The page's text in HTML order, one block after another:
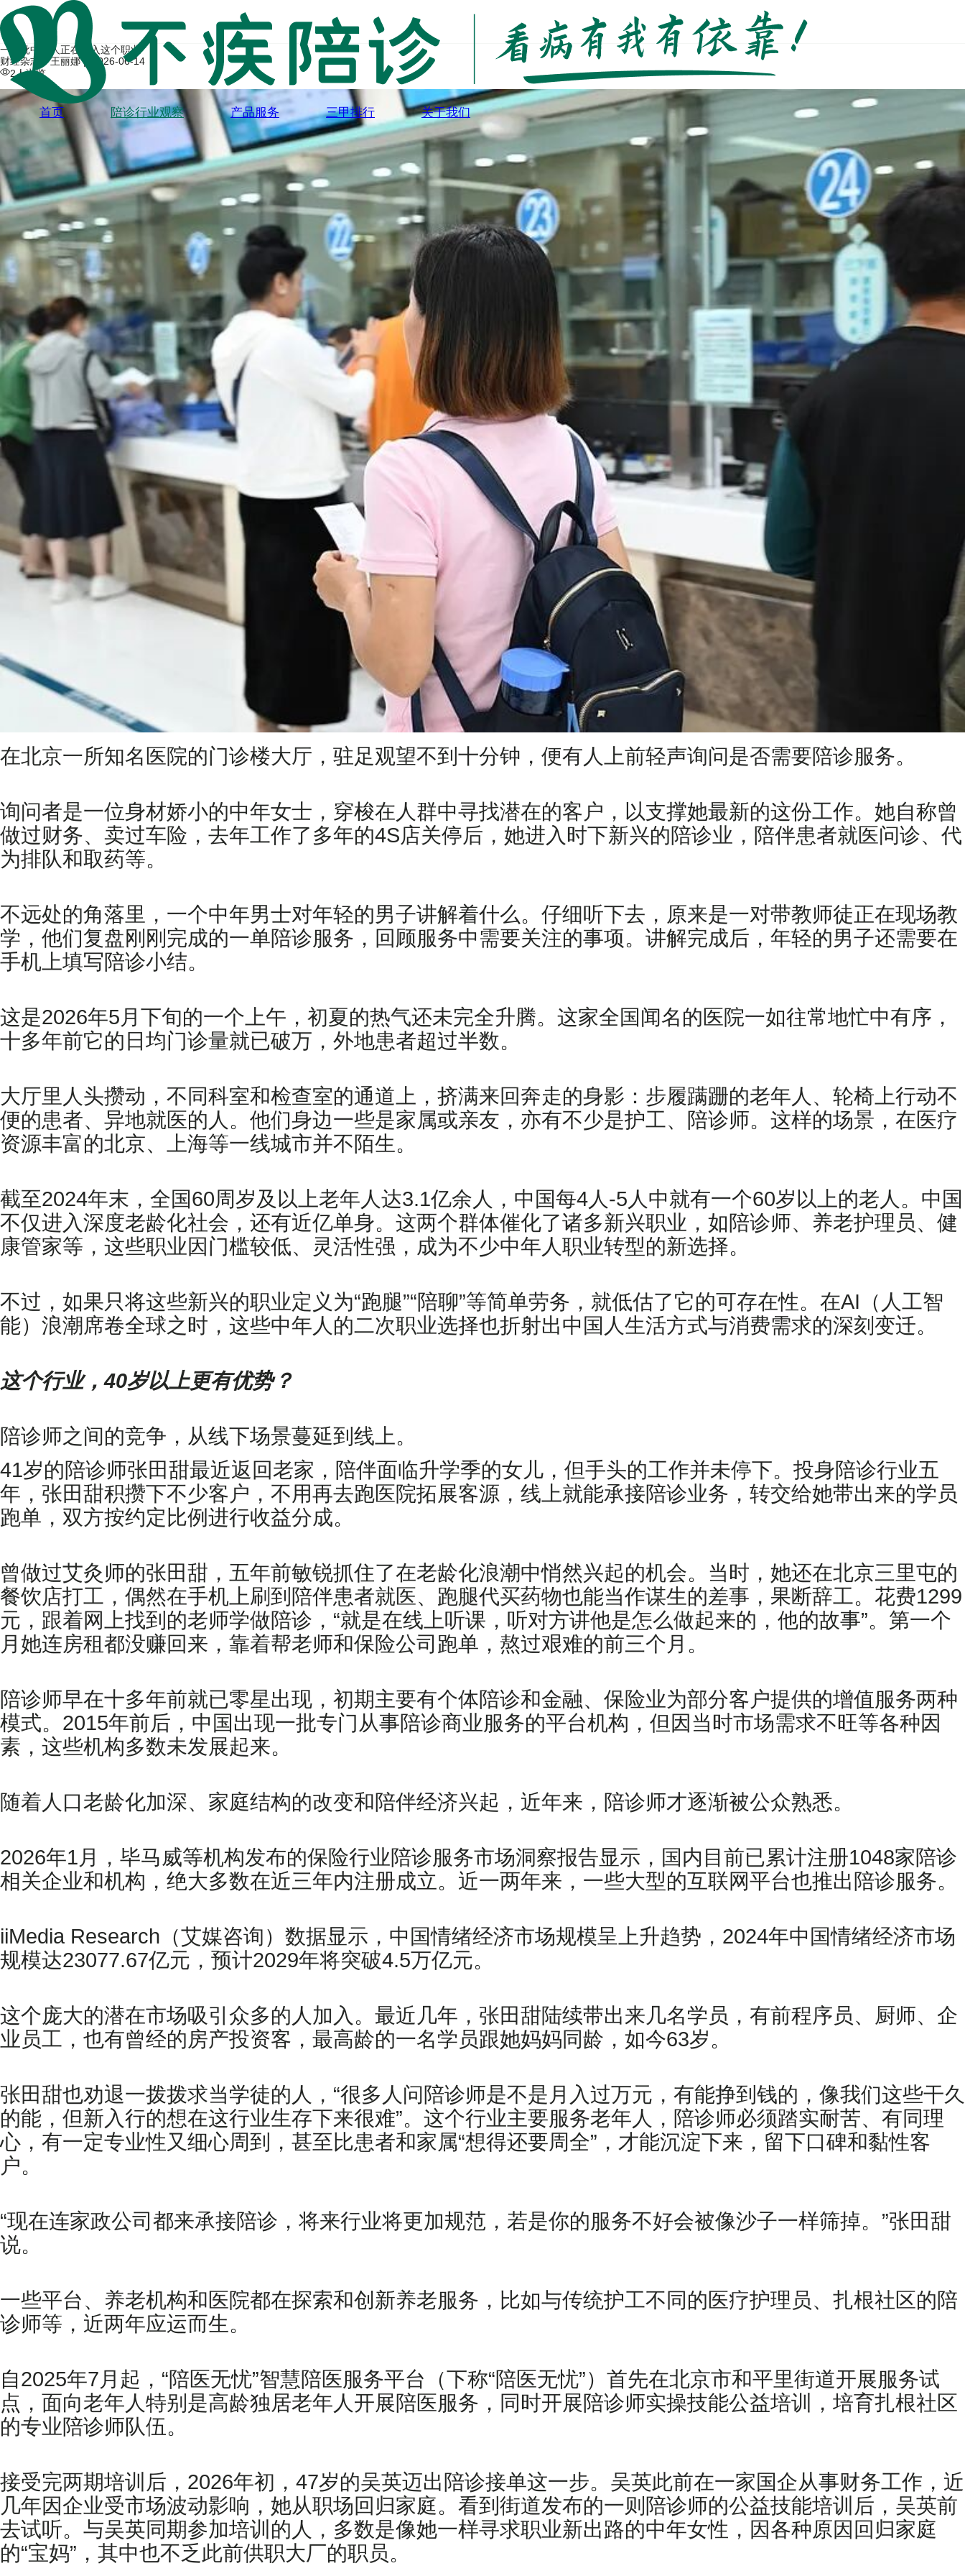
首页 陪诊行业观察 产品服务 三甲排行 关于我们
一大批中年人正在涌入这个职业
财经杂志：王丽娜 |
2026-06-14
2人浏览
在北京一所知名医院的门诊楼大厅，驻足观望不到十分钟，便有人上前轻声询问是否需要陪诊服务。
询问者是一位身材娇小的中年女士，穿梭在人群中寻找潜在的客户，以支撑她最新的这份工作。她自称曾
做过财务、卖过车险，去年工作了多年的4S店关停后，她进入时下新兴的陪诊业，陪伴患者就医问诊、代
为排队和取药等。
不远处的角落里，一个中年男士对年轻的男子讲解着什么。仔细听下去，原来是一对带教师徒正在现场教
学，他们复盘刚刚完成的一单陪诊服务，回顾服务中需要关注的事项。讲解完成后，年轻的男子还需要在
手机上填写陪诊小结。
这是2026年5月下旬的一个上午，初夏的热气还未完全升腾。这家全国闻名的医院一如往常地忙中有序，
十多年前它的日均门诊量就已破万，外地患者超过半数。
大厅里人头攒动，不同科室和检查室的通道上，挤满来回奔走的身影：步履蹒跚的老年人、轮椅上行动不
便的患者、异地就医的人。他们身边一些是家属或亲友，亦有不少是护工、陪诊师。这样的场景，在医疗
资源丰富的北京、上海等一线城市并不陌生。
截至2024年末，全国60周岁及以上老年人达3.1亿余人，中国每4人-5人中就有一个60岁以上的老人。中国
不仅进入深度老龄化社会，还有近亿单身。这两个群体催化了诸多新兴职业，如陪诊师、养老护理员、健
康管家等，这些职业因门槛较低、灵活性强，成为不少中年人职业转型的新选择。
不过，如果只将这些新兴的职业定义为“跑腿”“陪聊”等简单劳务，就低估了它的可存在性。在AI（人工智
能）浪潮席卷全球之时，这些中年人的二次职业选择也折射出中国人生活方式与消费需求的深刻变迁。
这个行业，40岁以上更有优势？
陪诊师之间的竞争，从线下场景蔓延到线上。
41岁的陪诊师张田甜最近返回老家，陪伴面临升学季的女儿，但手头的工作并未停下。投身陪诊行业五
年，张田甜积攒下不少客户，不用再去跑医院拓展客源，线上就能承接陪诊业务，转交给她带出来的学员
跑单，双方按约定比例进行收益分成。
曾做过艾灸师的张田甜，五年前敏锐抓住了在老龄化浪潮中悄然兴起的机会。当时，她还在北京三里屯的
餐饮店打工，偶然在手机上刷到陪伴患者就医、跑腿代买药物也能当作谋生的差事，果断辞工。花费1299
元，跟着网上找到的老师学做陪诊，“就是在线上听课，听对方讲他是怎么做起来的，他的故事”。第一个
月她连房租都没赚回来，靠着帮老师和保险公司跑单，熬过艰难的前三个月。
陪诊师早在十多年前就已零星出现，初期主要有个体陪诊和金融、保险业为部分客户提供的增值服务两种
模式。2015年前后，中国出现一批专门从事陪诊商业服务的平台机构，但因当时市场需求不旺等各种因
素，这些机构多数未发展起来。
随着人口老龄化加深、家庭结构的改变和陪伴经济兴起，近年来，陪诊师才逐渐被公众熟悉。
2026年1月，毕马威等机构发布的保险行业陪诊服务市场洞察报告显示，国内目前已累计注册1048家陪诊
相关企业和机构，绝大多数在近三年内注册成立。近一两年来，一些大型的互联网平台也推出陪诊服务。
iiMedia Research（艾媒咨询）数据显示，中国情绪经济市场规模呈上升趋势，2024年中国情绪经济市场
规模达23077.67亿元，预计2029年将突破4.5万亿元。
这个庞大的潜在市场吸引众多的人加入。最近几年，张田甜陆续带出来几名学员，有前程序员、厨师、企
业员工，也有曾经的房产投资客，最高龄的一名学员跟她妈妈同龄，如今63岁。
张田甜也劝退一拨拨求当学徒的人，“很多人问陪诊师是不是月入过万元，有能挣到钱的，像我们这些干久
的能，但新入行的想在这行业生存下来很难”。这个行业主要服务老年人，陪诊师必须踏实耐苦、有同理
心，有一定专业性又细心周到，甚至比患者和家属“想得还要周全”，才能沉淀下来，留下口碑和黏性客
户。
“现在连家政公司都来承接陪诊，将来行业将更加规范，若是你的服务不好会被像沙子一样筛掉。”张田甜
说。
一些平台、养老机构和医院都在探索和创新养老服务，比如与传统护工不同的医疗护理员、扎根社区的陪
诊师等，近两年应运而生。
自2025年7月起，“陪医无忧”智慧陪医服务平台（下称“陪医无忧”）首先在北京市和平里街道开展服务试
点，面向老年人特别是高龄独居老年人开展陪医服务，同时开展陪诊师实操技能公益培训，培育扎根社区
的专业陪诊师队伍。
接受完两期培训后，2026年初，47岁的吴英迈出陪诊接单这一步。吴英此前在一家国企从事财务工作，近
几年因企业受市场波动影响，她从职场回归家庭。看到街道发布的一则陪诊师的公益技能培训后，吴英前
去试听。与吴英同期参加培训的人，多数是像她一样寻求职业新出路的中年女性，因各种原因回归家庭
的“宝妈”，其中也不乏此前供职大厂的职员。